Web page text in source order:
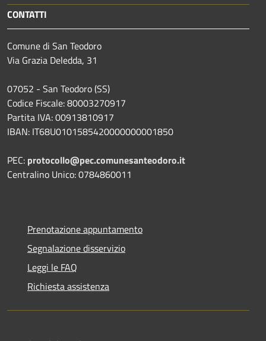
CONTATTI
Comune di San Teodoro
Via Grazia Deledda, 31
07052 - San Teodoro (SS)
Codice Fiscale: 80003270917
Partita IVA: 00913810917
IBAN: IT68U0101585420000000001850
PEC: protocollo@pec.comunesanteodoro.it
Centralino Unico: 0784860011
Prenotazione appuntamento
Segnalazione disservizio
Leggi le FAQ
Richiesta assistenza